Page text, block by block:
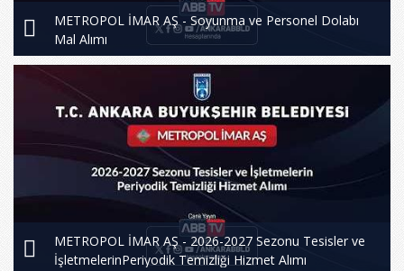
METROPOL İMAR AŞ - Soyunma ve Personel Dolabı
Mal Alımı
METROPOL İMAR AŞ - 2026-2027 Sezonu Tesisler ve
İşletmelerinPeriyodik Temizliği Hizmet Alımı